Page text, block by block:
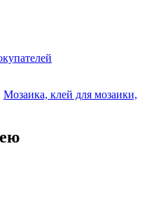
Мозаика, клей для мозаики,